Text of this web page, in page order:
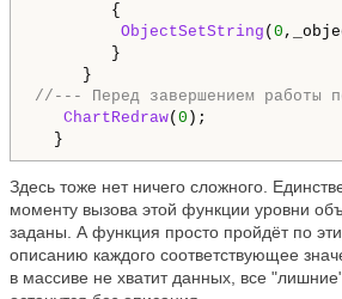
{
ObjectSetString ( 0
}
//--- Перед завершением работы
ChartRedraw( 0 );
}
Здесь тоже нет ничего сложного.
моменту вызова этой функции уровни
заданы. А функция просто пройдёт по
описанию каждого соответствующее
в массиве не хватит данных, все